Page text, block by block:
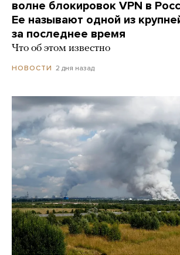
волне блокировок VPN в
Ее называют одной из
за последнее время
Что об этом известно
НОВОСТИ 2 дня назад